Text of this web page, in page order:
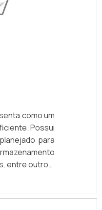
empresa se
fabricação
os seis
e não pela
do
...
como um
Possui
para
entre outros,
ambientes.
de inox é
Indústrias